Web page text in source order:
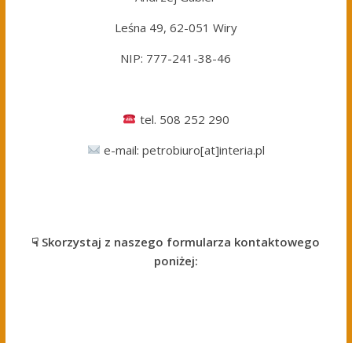
Leśna 49, 62-051 Wiry
NIP: 777-241-38-46
tel. 508 252 290
e-mail: petrobiuro[at]interia.pl
☟ Skorzystaj z naszego formularza kontaktowego
poniżej: